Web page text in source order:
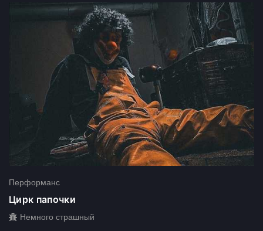
Перформанс
Цирк папочки
Немного страшный